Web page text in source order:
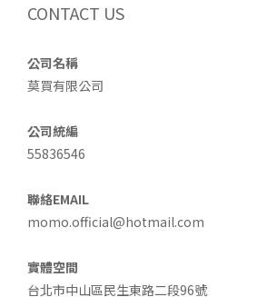
CONTACT US
公司名稱
莫買有限公司
公司統編
55836546
聯絡EMAIL
momo.official@hotmail.com
實體空間
台北市中山區民生東路二段96號